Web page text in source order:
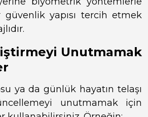
yapısı tercih etmek
Unutmamak
ya da günlük hayatın telaşı
unutmamak için